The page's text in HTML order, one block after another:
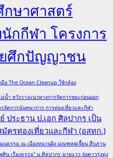
ษาศาสตร์
กกีฬา โครงการ
ศึกปัญญาชน
อ The Ocean Cleanup ใช้กล้อง
ำ หวังวางแนวทางการจัดการขยะก่อนออก
จัดการนันทนาการ การท่องเที่ยวและกีฬา
ประธาน ป.เอก ศิลปากร เป็น
ครท่องเที่ยวและกีฬา (อสทก.)
นธรรม ณ เมืองหนานผิง มณฑลฝูเจี้ยน สืบสาน
ศิน เรืองธรรม" ม.ศิลปากร ฉายแวว จ่อดาวรุ่งมุ่ง